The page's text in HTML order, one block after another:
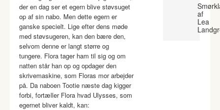
der en dag ser et egern blive støvsuget
op af sin nabo. Men dette egern er
ganske specielt. Lige efter dens møde
med støvsugeren, kan den bære den,
selvom denne er langt større og
tungere. Flora tager ham til sig og om
natten står han op og opdager den
skrivemaskine, som Floras mor arbejder
på. Da naboen Tootie næste dag kigger
forbi, fortæller Flora hvad Ulysses, som
egernet bliver kaldt, kan:
af
Lea